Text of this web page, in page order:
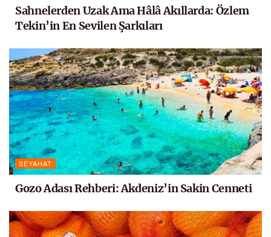
Sahnelerden Uzak Ama Hâlâ Akıllarda: Özlem
Tekin’in En Sevilen Şarkıları
SEYAHAT
Gozo Adası Rehberi: Akdeniz’in Sakin Cenneti